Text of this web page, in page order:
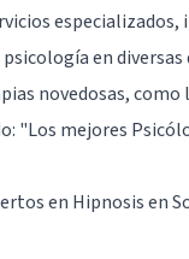
especializados,
en diversas
novedosas, como
"Los mejores
en Hipnosis en